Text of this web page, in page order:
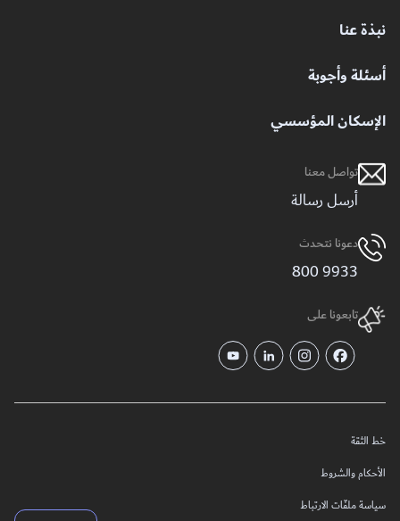
نبذة عنا
أسئلة وأجوبة
الإسكان المؤسسي
تواصل معنا
أرسل رسالة
دعونا نتحدث
9933 800
تابعونا على
خط الثقة
الأحكام والشروط
سياسة ملفّات الارتباط